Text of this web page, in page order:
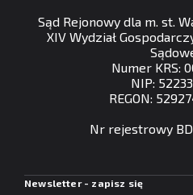
Sąd Rejonowy dla m. st.
XIV Wydział
Numer KRS:
NIP:
REGON:
Nr rejestrowy
Newsletter - zapisz się